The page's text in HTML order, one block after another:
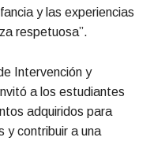
y las experiencias
respetuosa”.
Intervención y
a los estudiantes
adquiridos para
y contribuir a una